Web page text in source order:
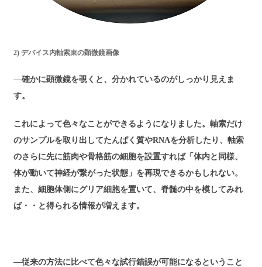
2) デバイス内軸索束の顕微鏡画像
―確かに顕微鏡を覗くと、分かれているのがしっかり見えま
す。
これによって色々なことができるようになりました。軸索だけ
のサンプルを取り出してたんぱく質やRNAを分析したり、軸索
のさらに先に筋肉や骨格筋の細胞を設置すれば「体内と同様、
体が動いて神経が繋がった状態」を再現できるかもしれない。
また、細胞体側にグリア細胞を置いて、脊髄の中を模してみれ
ば・・と得られる情報が増えます。
―従来の方法に比べて色々な試行錯誤が可能になるということ